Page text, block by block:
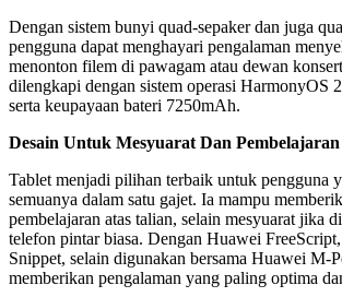
Dengan sistem bunyi quad-sepaker dan juga
pengguna dapat menghayari pengalaman
menonton filem di pawagam atau dewan
dilengkapi dengan sistem operasi HarmonyOS
serta keupayaan bateri 7250mAh.
Desain Untuk Mesyuarat Dan
Tablet menjadi pilihan terbaik untuk pengguna
semuanya dalam satu gajet. Ia mampu
pembelajaran atas talian, selain mesyuarat jika
telefon pintar biasa. Dengan Huawei
Snippet, selain digunakan bersama Huawei M-
memberikan pengalaman yang paling optima